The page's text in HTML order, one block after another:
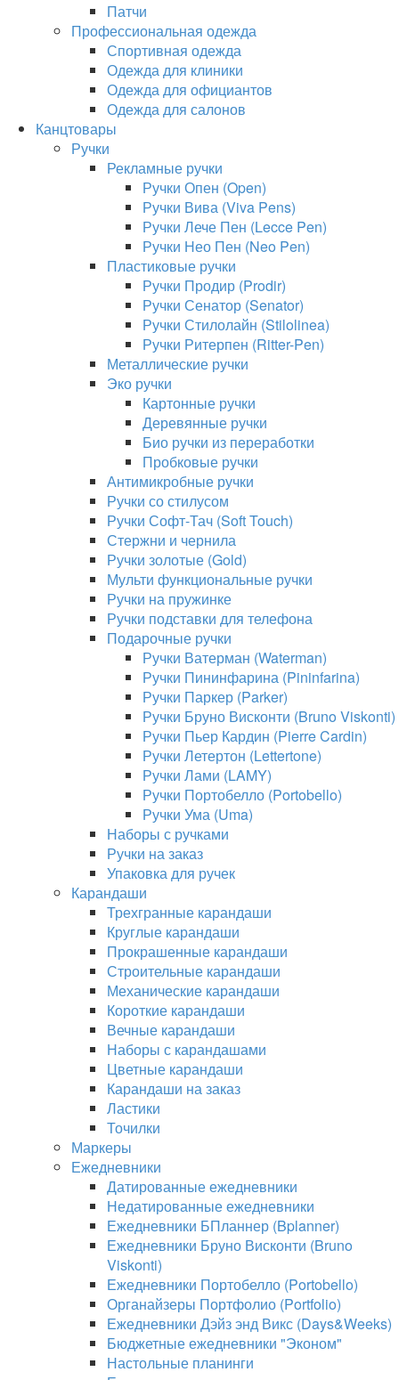
Патчи
Профессиональная одежда
Спортивная одежда
Одежда для клиники
Одежда для официантов
Одежда для салонов
Канцтовары
Ручки
Рекламные ручки
Ручки Опен (Open)
Ручки Вива (Viva Pens)
Ручки Лече Пен (Lecce Pen)
Ручки Нео Пен (Neo Pen)
Пластиковые ручки
Ручки Продир (Prodir)
Ручки Сенатор (Senator)
Ручки Стилолайн (Stilolinea)
Ручки Ритерпен (Ritter-Pen)
Металлические ручки
Эко ручки
Картонные ручки
Деревянные ручки
Био ручки из переработки
Пробковые ручки
Антимикробные ручки
Ручки со стилусом
Ручки Софт-Тач (Soft Touch)
Стержни и чернила
Ручки золотые (Gold)
Мульти функциональные ручки
Ручки на пружинке
Ручки подставки для телефона
Подарочные ручки
Ручки Ватерман (Waterman)
Ручки Пининфарина (Pininfarina)
Ручки Паркер (Parker)
Ручки Бруно Висконти (Bruno Viskonti)
Ручки Пьер Кардин (Pierre Cardin)
Ручки Летертон (Lettertone)
Ручки Лами (LAMY)
Ручки Портобелло (Portobello)
Ручки Ума (Uma)
Наборы с ручками
Ручки на заказ
Упаковка для ручек
Карандаши
Трехгранные карандаши
Круглые карандаши
Прокрашенные карандаши
Строительные карандаши
Механические карандаши
Короткие карандаши
Вечные карандаши
Наборы с карандашами
Цветные карандаши
Карандаши на заказ
Ластики
Точилки
Маркеры
Ежедневники
Датированные ежедневники
Недатированные ежедневники
Ежедневники БПланнер (Bplanner)
Ежедневники Бруно Висконти (Bruno
Viskonti)
Ежедневники Портобелло (Portobello)
Органайзеры Портфолио (Portfolio)
Ежедневники Дэйз энд Викс (Days&Weeks)
Бюджетные ежедневники "Эконом"
Настольные планинги